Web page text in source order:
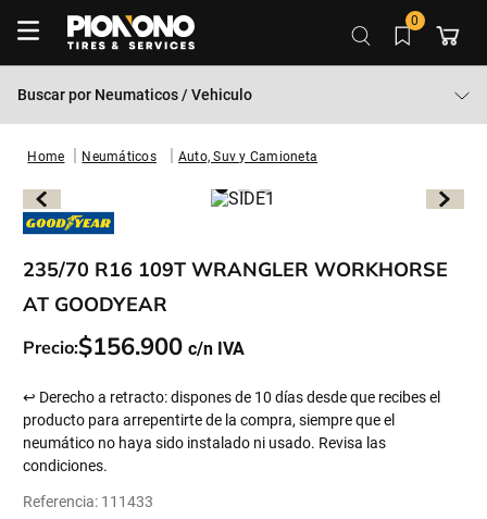
0
Buscar por Neumaticos / Vehiculo
Neumáticos Auto, Suv y Camioneta
235/70 R16 109T WRANGLER WORKHORSE
AT GOODYEAR
Precio:$156.900
↩ Derecho a retracto: dispones de 10 días desde que recibes el
producto para arrepentirte de la compra, siempre que el
neumático no haya sido instalado ni usado. Revisa las
condiciones.
Referencia: 111433